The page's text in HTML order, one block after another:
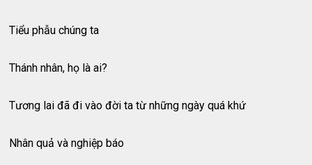
Tiểu phẫu chúng ta
Thánh nhân, họ là ai?
Tương lai đã đi vào đời ta từ những ngày quá khứ
Nhân quả và nghiệp báo